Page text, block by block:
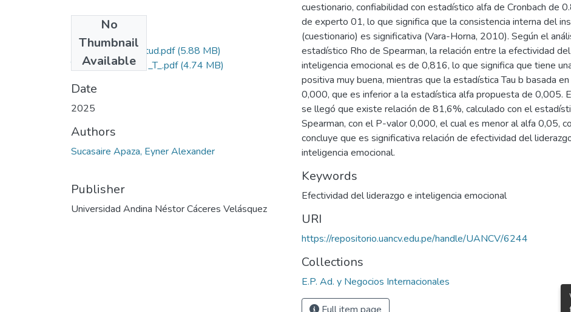
No
Thumbnail
Available
Grado de Similitud.pdf(5.88 MB)
T036_75712019_T_.pdf(4.74 MB)
Date
2025
Authors
Sucasaire Apaza, Eyner Alexander
Publisher
Universidad Andina Néstor Cáceres Velásquez
cuestionario, confiabilidad con estadístico alfa de Cronbach de
de experto 01, lo que significa que la consistencia interna del
(cuestionario) es significativa (Vara-Horna, 2010). Según el
estadístico Rho de Spearman, la relación entre la efectividad
inteligencia emocional es de 0,816, lo que significa que tiene
positiva muy buena, mientras que la estadística Tau b basada
0,000, que es inferior a la estadística alfa propuesta de 0,005.
se llegó que existe relación de 81,6%, calculado con el
Spearman, con el P-valor 0,000, el cual es menor al alfa 0,05,
concluye que es significativa relación de efectividad del
inteligencia emocional.
Keywords
Efectividad del liderazgo e inteligencia emocional
URI
https://repositorio.uancv.edu.pe/handle/UANCV/6244
Collections
E.P. Ad. y Negocios Internacionales